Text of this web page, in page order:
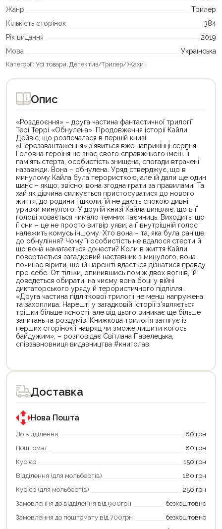
Жанр
Трилер
Кількість сторінок
384
Рік видання
2019
Мова
Українська
Категорії: Усі товари Детектив/Трилер/Жахи
Опис
«Роздвоєння» – друга частина фантастичної трилогії
Тері Террі «Обнулена». Продовження історії Кайли
Дейвіс, що розпочалася в першій книзі
«Перезавантаження»,з’явиться вже наприкінці серпня.
Головна героїня не знає свого справжнього імені. Її
пам’ять стерта, особистість знищена, спогади втрачені
назавжди. Вона – обнулена. Уряд стверджує, що в
минулому Кайла була терористкою, але їй дали ще один
шанс – якщо, звісно, вона згодна грати за правилами. Та
хай як дівчина силкується пристосуватися до нового
життя, до родини і школи, їй не дають спокою дивні
уривки минулого. У другій книзі Кайла виявляє, що в її
голові ховається чимало темних таємниць. Виходить, що
її сни – це не просто витвір уяви; а її внутрішній голос
належить комусь іншому. Хто вона – та, яка була раніше,
до обнуління? Чому її особистість не вдалося стерти й
що вона намагається донести? Коли в життя Кайли
повертається загадковий наставник з минулого, вона
починає вірити, що їй нарешті вдасться дізнатися правду
про себе. От тільки, опинившись поміж двох вогнів, їй
доведеться обирати, на чиєму вона боці у війні
диктаторського уряду й терористичного підпілля.
«Друга частина підліткової трилогії не менш напружена
та захоплива. Нарешті у загадковій історії з’являється
трішки більше ясності, але від цього виникає ще більше
запитань та роздумів. Книжкова трилогія затягує із
перших сторінок і навряд чи зможе лишити когось
байдужим», – розповідає Світлана Павелецька,
співзавновниця видавництва #книголав.
товар
для
покупки
державною
програмою
єКнига.
Використовуйте
карту
щоб
зекономити
та
отримати
переваги!
картою
товар
для
покупки
державною
програмою
«Національний
кешбек».
покупку
«Національний
кешбек»
та
отримуйте
повернення
Економте
Доставка
Нова Пошта
До відділення
80 грн
Поштомат
80 грн
Кур'єр
150 грн
Відділення (для мольбертів)
180 грн
Кур'єр (для мольбертів)
250 грн
Замовлення до відділення від 900грн
безкоштовно
Замовлення до поштомату від 700грн
безкоштовно